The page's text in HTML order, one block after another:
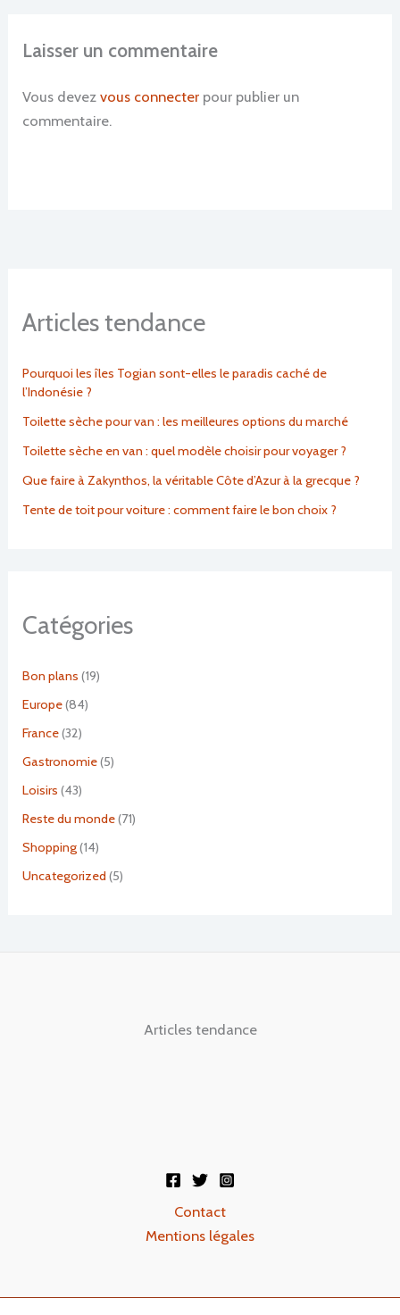
Laisser un commentaire
Vous devezvous connecter pour publier un
commentaire.
Articles tendance
Pourquoi les îles Togian sont-elles le paradis caché de
l’Indonésie ?
Toilette sèche pour van : les meilleures options du marché
Toilette sèche en van : quel modèle choisir pour voyager ?
Que faire à Zakynthos, la véritable Côte d’Azur à la grecque ?
Tente de toit pour voiture : comment faire le bon choix ?
Catégories
Bon plans (19)
Europe(84)
France(32)
Gastronomie(5)
Loisirs (43)
Reste du monde(71)
Shopping(14)
Uncategorized (5)
Articles tendance
Contact
Mentions légales